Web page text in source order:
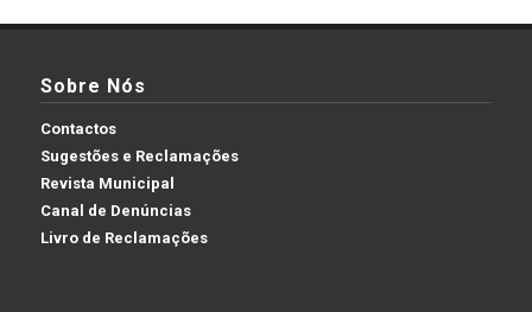
Sobre Nós
Contactos
Sugestões e Reclamações
Revista Municipal
Canal de Denúncias
Livro de Reclamações